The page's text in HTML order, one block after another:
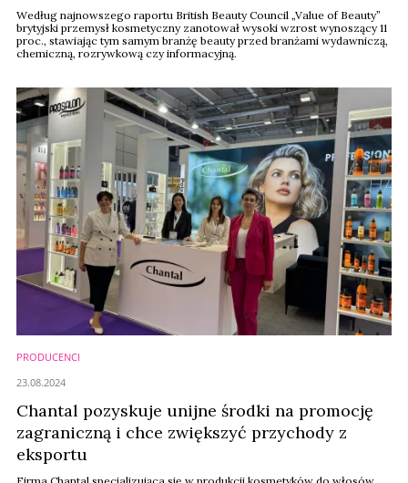
eksporcie
Według najnowszego raportu British Beauty Council „Value of Beauty”
brytyjski przemysł kosmetyczny zanotował wysoki wzrost wynoszący 11
proc., stawiając tym samym branżę beauty przed branżami wydawniczą,
chemiczną, rozrywkową czy informacyjną.
PRODUCENCI
Chantal pozyskuje unijne środki na promocję
zagraniczną i chce zwiększyć przychody z
eksportu
23.08.2024